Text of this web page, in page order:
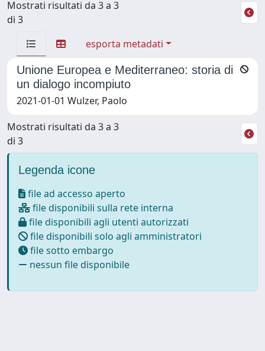
Mostrati risultati da 3 a 3
di 3
esporta metadati
Unione Europea e Mediterraneo: storia di
un dialogo incompiuto
2021-01-01 Wulzer, Paolo
Mostrati risultati da 3 a 3
di 3
Legenda icone
file ad accesso aperto
file disponibili sulla rete interna
file disponibili agli utenti autorizzati
file disponibili solo agli amministratori
file sotto embargo
nessun file disponibile